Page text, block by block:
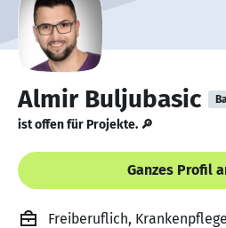
Almir Buljubasic
ist offen für Projekte. 🔎
Ganzes Profil
Freiberuflich,